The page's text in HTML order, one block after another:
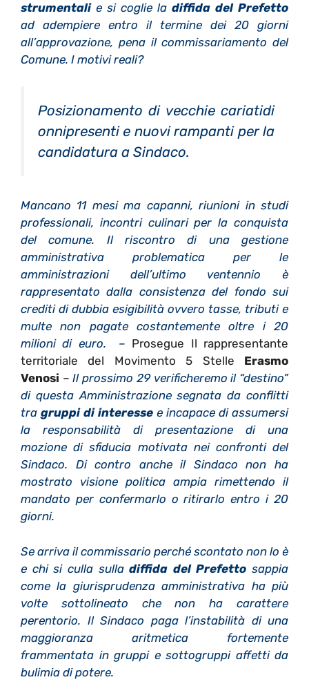
strumentalie si coglie la diffida del Prefetto
ad adempiere entro il termine dei 20 giorni
all’approvazione, pena il commissariamento del
Comune. I motivi reali?
Posizionamento di vecchie cariatidi
onnipresenti e nuovi rampanti per la
candidatura a Sindaco.
Mancano 11 mesi ma capanni, riunioni in studi
professionali, incontri culinari per la conquista
del comune. Il riscontro di una gestione
amministrativa problematica per le
amministrazioni dell’ultimo ventennio è
rappresentato dalla consistenza del fondo sui
crediti di dubbia esigibilità ovvero tasse, tributi e
multe non pagate costantemente oltre i 20
milioni di euro. – Prosegue Il rappresentante
territoriale del Movimento 5 Stelle Erasmo
Venosi –Il prossimo 29 verificheremo il “destino”
di questa Amministrazione segnata da conflitti
tra gruppi di interesse e incapace di assumersi
la responsabilità di presentazione di una
mozione di sfiducia motivata nei confronti del
Sindaco. Di contro anche il Sindaco non ha
mostrato visione politica ampia rimettendo il
mandato per confermarlo o ritirarlo entro i 20
giorni.
Se arriva il commissario perché scontato non lo è
e chi si culla sulladiffida del Prefetto sappia
come la giurisprudenza amministrativa ha più
volte sottolineato che non ha carattere
perentorio. Il Sindaco paga l’instabilità di una
maggioranza aritmetica fortemente
frammentata in gruppi e sottogruppi affetti da
bulimia di potere.